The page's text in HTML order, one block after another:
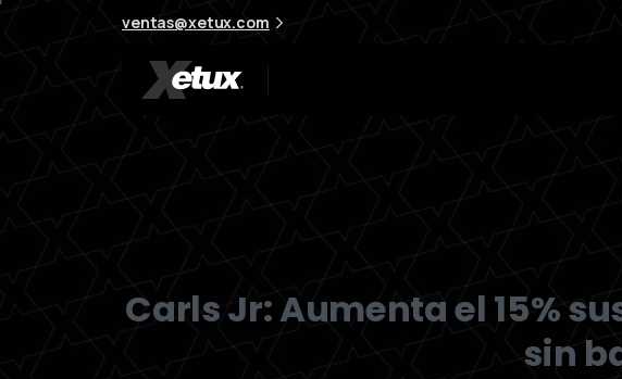
ventas@xetux.com
Carls Jr: Aumenta el 15%
sin